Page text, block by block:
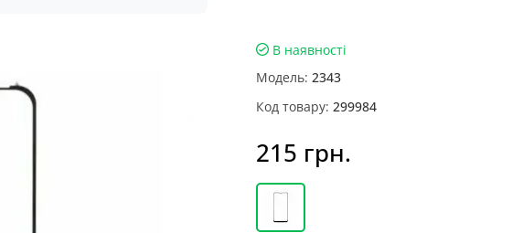
В наявності
Модель: 2343
Код товару: 299984
215 грн.